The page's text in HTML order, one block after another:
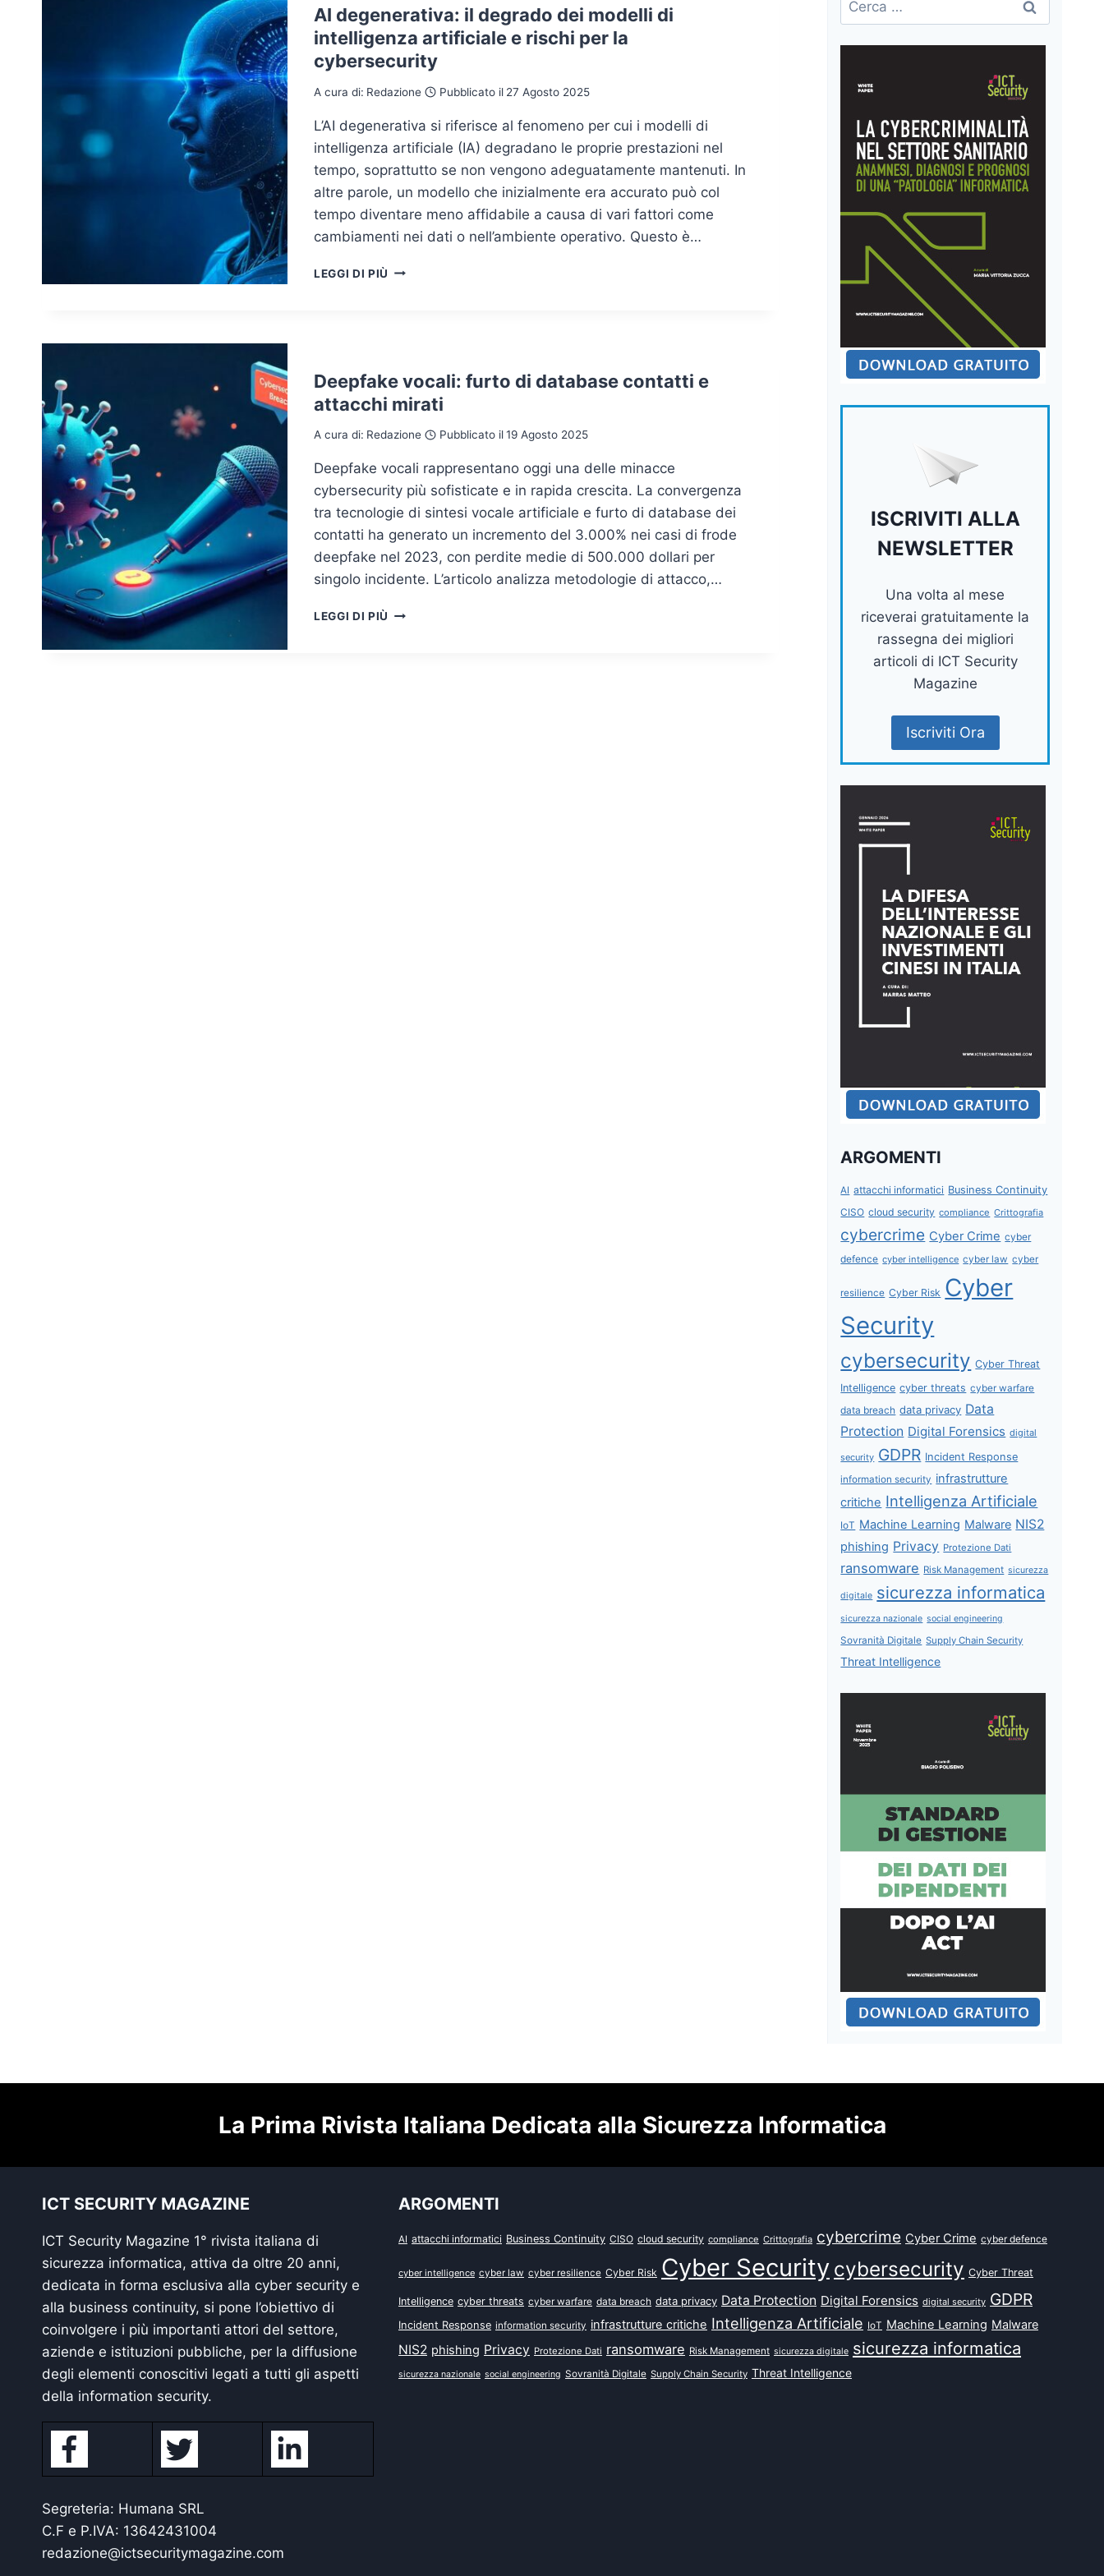
AI degenerativa: il degrado dei modelli di
intelligenza artificiale e rischi per la
cybersecurity
A cura di: Redazione Pubblicato il 27 Agosto 2025
L’AI degenerativa si riferisce al fenomeno per cui i modelli di
intelligenza artificiale (IA) degradano le proprie prestazioni nel
tempo, soprattutto se non vengono adeguatamente mantenuti. In
altre parole, un modello che inizialmente era accurato può col
tempo diventare meno affidabile a causa di vari fattori come
cambiamenti nei dati o nell’ambiente operativo. Questo è…
LEGGI DI PIÙ AI
INTELLIGENZA
ARTIFICIALE
RISCHI
LA
CYBERSECURITY
Deepfake vocali: furto di database contatti e
attacchi mirati
A cura di: Redazione Pubblicato il19 Agosto 2025
Deepfake vocali rappresentano oggi una delle minacce
cybersecurity più sofisticate e in rapida crescita. La convergenza
tra tecnologie di sintesi vocale artificiale e furto di database dei
contatti ha generato un incremento del 3.000% nei casi di frode
deepfake nel 2023, con perdite medie di 500.000 dollari per
singolo incidente. L’articolo analizza metodologie di attacco,…
LEGGI DI PIÙ DEEPFAKE
per:
ISCRIVITI ALLA
NEWSLETTER
Una volta al mese
riceverai gratuitamente la
rassegna dei migliori
articoli di ICT Security
Magazine
Iscriviti Ora
ARGOMENTI
AI attacchi informatici Business Continuity
CISO cloud security compliance Crittografia
cybercrime Cyber Crime cyber
defence cyber intelligence cyber law cyber
resilience Cyber Risk Cyber
Security
cybersecurity Cyber Threat
Intelligence cyber threats cyber warfare
data breach data privacy Data
Protection Digital Forensics digital
security GDPR Incident Response
information security infrastrutture
critiche Intelligenza Artificiale
IoT Machine Learning Malware NIS2
phishing Privacy Protezione Dati
ransomware Risk Management sicurezza
digitale sicurezza informatica
sicurezza nazionale social engineering
Sovranità Digitale Supply Chain Security
Threat Intelligence
La Prima Rivista Italiana Dedicata alla Sicurezza Informatica
ICT SECURITY MAGAZINE
ICT Security Magazine 1° rivista italiana di
sicurezza informatica, attiva da oltre 20 anni,
dedicata in forma esclusiva alla cyber security e
alla business continuity, si pone l’obiettivo di
coinvolgere i più importanti attori del settore,
aziende e istituzioni pubbliche, per la diffusione
degli elementi conoscitivi legati a tutti gli aspetti
della information security.
Segreteria: Humana SRL
C.F e P.IVA: 13642431004
redazione@ictsecuritymagazine.com
ARGOMENTI
AI attacchi informatici Business Continuity CISO cloud security compliance Crittografia cybercrime Cyber Crime cyber defence
cyber intelligence cyber law cyber resilience Cyber Risk Cyber Security cybersecurity Cyber Threat
Intelligence cyber threats cyber warfare data breach data privacy Data Protection Digital Forensics digital security GDPR
Incident Response information security infrastrutture critiche Intelligenza Artificiale IoT Machine Learning Malware
NIS2 phishing Privacy Protezione Dati ransomware Risk Management sicurezza digitale sicurezza informatica
sicurezza nazionale social engineering Sovranità Digitale Supply Chain Security Threat Intelligence